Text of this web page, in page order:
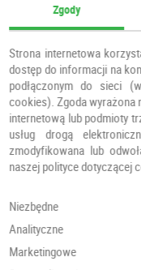
DRZWI
Zgody
Strona internetowa
dostęp do informacji na
podłączonym do sieci
cookies). Zgoda wyrażona
internetową lub podmioty
usług drogą
zmodyfikowana lub
naszej polityce dotyczącej
Niezbędne
Analityczne
Marketingowe